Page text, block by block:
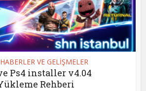
VE GELİŞMELER
Ps4 installer v4.04
Rehberi